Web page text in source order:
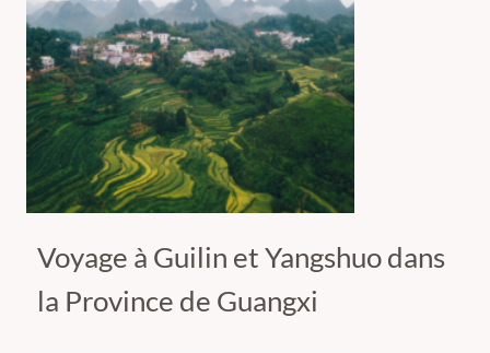
Voyage à Guilin et Yangshuo dans
la Province de Guangxi